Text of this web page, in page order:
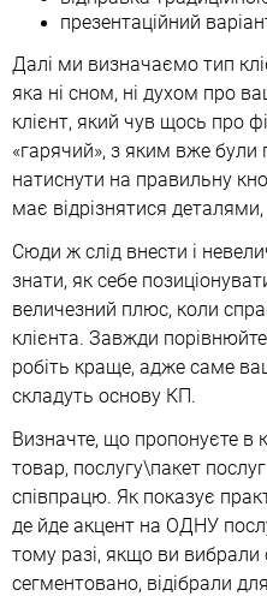
презентаційний
Далі ми визначаємо тип
яка ні сном, ні духом про
клієнт, який чув щось про
«гарячий», з яким вже були
натиснути на правильну
має відрізнятися
Сюди ж слід внести і
знати, як себе
величезний плюс, коли
клієнта. Завжди
робіть краще, адже саме
складуть основу КП.
Визначте, що пропонуєте в
товар, послугу\пакет
співпрацю. Як показує
де йде акцент на ОДНУ
тому разі, якщо ви вибрали
сегментовано, відібрали